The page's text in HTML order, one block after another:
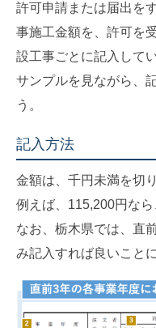
許可申請または届出を
事施工金額を、許可を
設工事ごとに記入して
サンプルを見ながら、
う。
記入方法
金額は、千円未満を切
例えば、115,200円なら
なお、栃木県では、直
み記入すれば良いこと